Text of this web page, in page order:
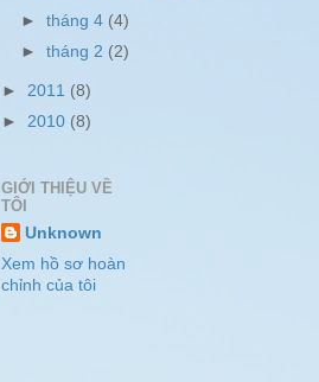
►tháng 4 (4)
►tháng 2 (2)
► 2011 (8)
► 2010 (8)
GIỚI THIỆU VỀ
TÔI
Unknown
Xem hồ sơ hoàn
chỉnh của tôi